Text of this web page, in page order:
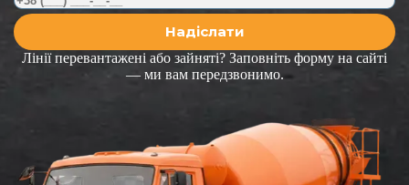
Лінії перевантажені або зайняті? Заповніть форму на сайті
— ми вам передзвонимо.